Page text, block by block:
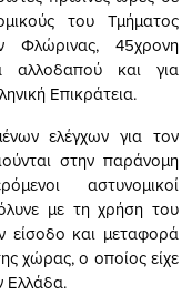
του Τμήματος
Φλώρινας, 45χρονη
αλλοδαπού και για
Επικράτεια.
ελέγχων για τον
στην παράνομη
αστυνομικοί
με τη χρήση του
είσοδο και μεταφορά
χώρας, ο οποίος είχε
Ελλάδα.